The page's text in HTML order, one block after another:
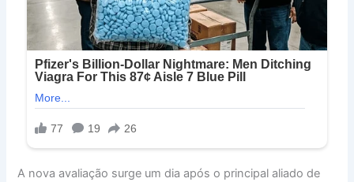
A nova avaliação surge um dia após o principal aliado de